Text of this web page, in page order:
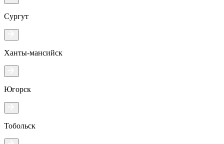
Сургут
Ханты-мансийск
Югорск
Тобольск